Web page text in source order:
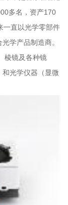
多名，资产170
一直以光学零部件
学产品制造商。
棱镜及各种镜
光学仪器（显微